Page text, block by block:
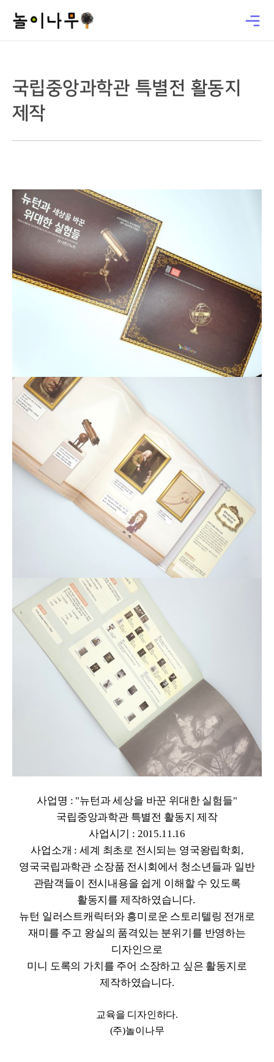
국립중앙과학관 특별전 활동지
제작
사업명 : "뉴턴과 세상을 바꾼 위대한 실험들"
국립중앙과학관 특별전 활동지 제작
사업시기 : 2015.11.16
사업소개 : 세계 최초로 전시되는 영국왕립학회,
영국국립과학관 소장품 전시회에서 청소년들과 일반
관람객들이 전시내용을 쉽게 이해할 수 있도록
활동지를 제작하였습니다.
뉴턴 일러스트캐릭터와 흥미로운 스토리텔링 전개로
재미를 주고 왕실의 품격있는 분위기를 반영하는
디자인으로
미니 도록의 가치를 주어 소장하고 싶은 활동지로
제작하였습니다.
교육을 디자인하다.
(주)놀이나무